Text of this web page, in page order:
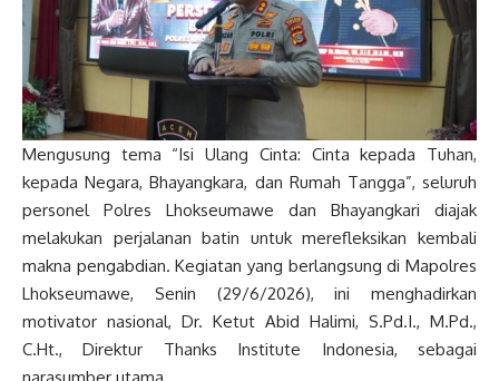
​Mengusung tema “Isi Ulang Cinta: Cinta kepada Tuhan,
kepada Negara, Bhayangkara, dan Rumah Tangga”, seluruh
personel Polres Lhokseumawe dan Bhayangkari diajak
melakukan perjalanan batin untuk merefleksikan kembali
makna pengabdian. Kegiatan yang berlangsung di Mapolres
Lhokseumawe, Senin (29/6/2026), ini menghadirkan
motivator nasional, Dr. Ketut Abid Halimi, S.Pd.I., M.Pd.,
C.Ht., Direktur Thanks Institute Indonesia, sebagai
narasumber utama.